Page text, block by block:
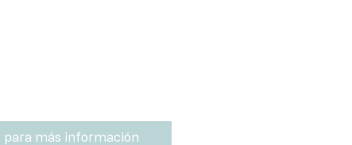
para más información